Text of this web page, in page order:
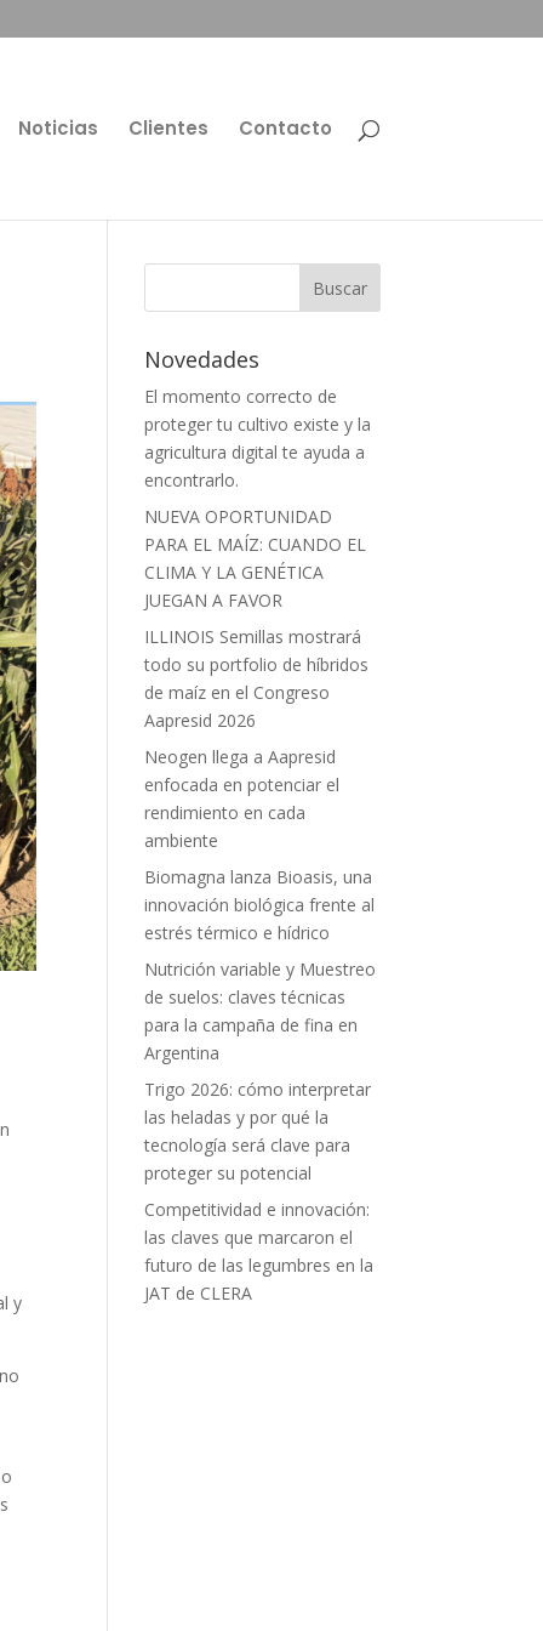
Noticias Clientes Contacto
y
Novedades
El momento correcto de
proteger tu cultivo existe y la
agricultura digital te ayuda a
encontrarlo.
NUEVA OPORTUNIDAD
PARA EL MAÍZ: CUANDO EL
CLIMA Y LA GENÉTICA
JUEGAN A FAVOR
ILLINOIS Semillas mostrará
todo su portfolio de híbridos
de maíz en el Congreso
Aapresid 2026
Neogen llega a Aapresid
enfocada en potenciar el
rendimiento en cada
ambiente
Biomagna lanza Bioasis, una
innovación biológica frente al
estrés térmico e hídrico
Nutrición variable y Muestreo
de suelos: claves técnicas
para la campaña de fina en
Argentina
Trigo 2026: cómo interpretar
las heladas y por qué la
tecnología será clave para
proteger su potencial
Competitividad e innovación:
las claves que marcaron el
futuro de las legumbres en la
JAT de CLERA